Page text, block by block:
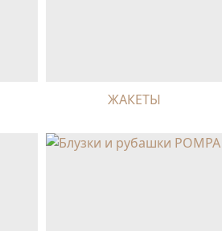
ЖАКЕТЫ